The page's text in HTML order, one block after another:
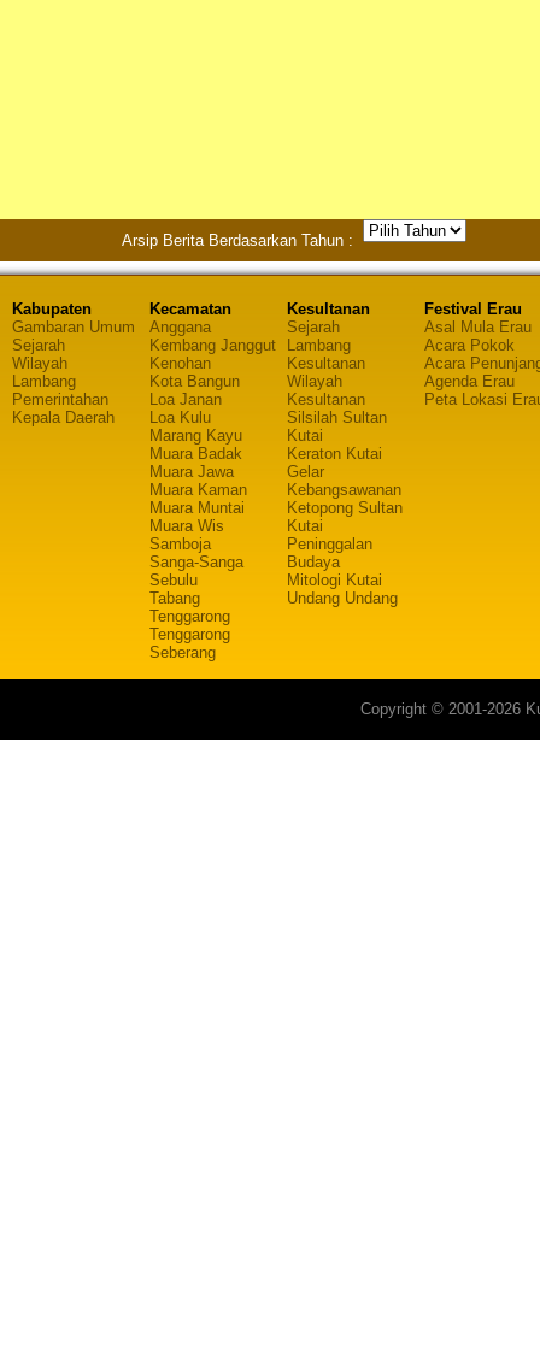
Arsip Berita Berdasarkan Tahun :
Kabupaten
Gambaran Umum
Sejarah
Wilayah
Lambang
Pemerintahan
Kepala Daerah
Kecamatan
Anggana
Kembang Janggut
Kenohan
Kota Bangun
Loa Janan
Loa Kulu
Marang Kayu
Muara Badak
Muara Jawa
Muara Kaman
Muara Muntai
Muara Wis
Samboja
Sanga-Sanga
Sebulu
Tabang
Tenggarong
Tenggarong
Seberang
Kesultanan
Sejarah
Lambang
Kesultanan
Wilayah
Kesultanan
Silsilah Sultan
Kutai
Keraton Kutai
Gelar
Kebangsawanan
Ketopong Sultan
Kutai
Peninggalan
Budaya
Mitologi Kutai
Undang Undang
Festival Erau
Asal Mula Erau
Acara Pokok
Acara
Agenda Erau
Peta Lokasi
Copyright © 2001-2026